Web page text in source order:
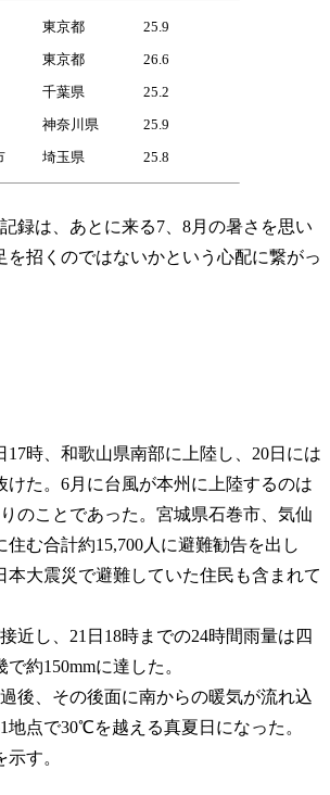
東京都
25.9
東京都
26.6
千葉県
25.2
神奈川県
25.9
埼玉県 25.8
録は、あとに来る7、8月の暑さを思い
を招くのではないかという心配に繋がっ
時、和歌山県南部に上陸し、20日には
けた。6月に台風が本州に上陸するのは
のことであった。宮城県石巻市、気仙
む合計約15,700人に避難勧告を出し
本大震災で避難していた住民も含まれて
近し、21日18時までの24時間雨量は四
約150mmに達した。
後、その後面に南からの暖気が流れ込
地点で30℃を越える真夏日になった。
示す。